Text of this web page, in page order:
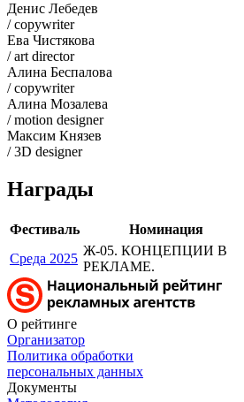
Денис Лебедев
/ copywriter
Ева Чистякова
/ art director
Алина Беспалова
/ copywriter
Алина Мозалева
/ motion designer
Максим Князев
/ 3D designer
Награды
Фестиваль Номинация
Среда 2025
Ж-05. КОНЦЕПЦИИ В
РЕКЛАМЕ.
О рейтинге
Организатор
Политика обработки
персональных данных
Документы